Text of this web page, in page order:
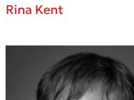
Rina Kent